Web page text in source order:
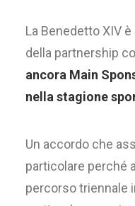
La Benedetto XIV
della partnership
ancora Main
nella stagione
Un accordo che
particolare perché
percorso triennale